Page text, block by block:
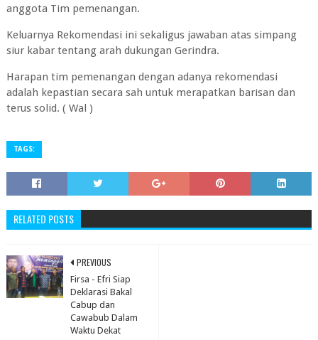
anggota Tim pemenangan.
Keluarnya Rekomendasi ini sekaligus jawaban atas simpang
siur kabar tentang arah dukungan Gerindra.
Harapan tim pemenangan dengan adanya rekomendasi
adalah kepastian secara sah untuk merapatkan barisan dan
terus solid. ( Wal )
TAGS:
RELATED POSTS
PREVIOUS
Firsa - Efri Siap
Deklarasi Bakal
Cabup dan
Cawabub Dalam
Waktu Dekat